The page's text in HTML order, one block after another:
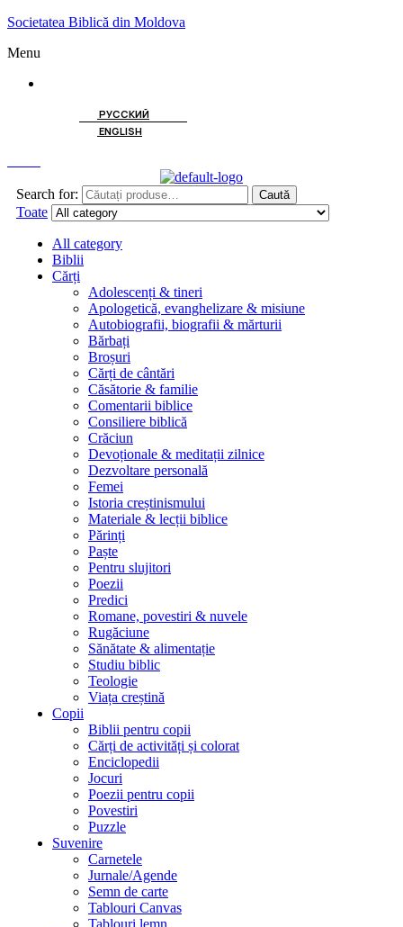
Societatea Biblică din Moldova
Menu
РУССКИЙ
ENGLISH
Search for: Caută
Toate
All category
Biblii
Cărți
Adolescenți & tineri
Apologetică, evanghelizare & misiune
Autobiografii, biografii & mărturii
Bărbați
Broșuri
Cărți de cântări
Căsătorie & familie
Comentarii biblice
Consiliere biblică
Crăciun
Devoționale & meditații zilnice
Dezvoltare personală
Femei
Istoria creștinismului
Materiale & lecții biblice
Părinți
Paște
Pentru slujitori
Poezii
Predici
Romane, povestiri & nuvele
Rugăciune
Sănătate & alimentație
Studiu biblic
Teologie
Viața creștină
Copii
Biblii pentru copii
Cărți de activități și colorat
Enciclopedii
Jocuri
Poezii pentru copii
Povestiri
Puzzle
Suvenire
Carnetele
Jurnale/Agende
Semn de carte
Tablouri Canvas
Tablouri lemn